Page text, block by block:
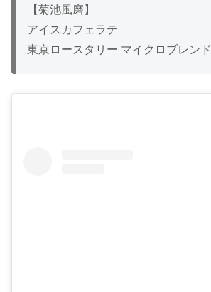
【菊池風磨】
アイスカフェラテ
東京ロースタリー マイクロブレンド